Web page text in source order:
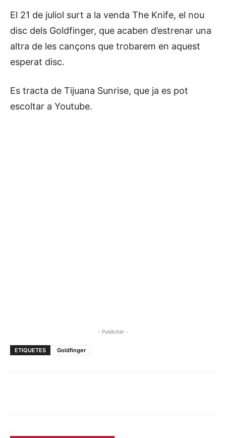
El 21 de juliol surt a la venda The Knife, el nou
disc dels Goldfinger, que acaben d’estrenar una
altra de les cançons que trobarem en aquest
esperat disc.
Es tracta de Tijuana Sunrise, que ja es pot
escoltar a Youtube.
- Publicitat -
ETIQUETES Goldfinger